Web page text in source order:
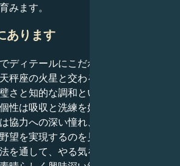
みます。
あります
ディテールにこだわる太陽が、優美
秤座の火星と交わるとき、あなたの
さと知的な調和という珍しいコンボ
性は吸収と洗練を好みますが、あな
協力への深い憧れ、他方では正義、
望を実現するのを見る調和のとれた
を通して、やる気を起こさせます。